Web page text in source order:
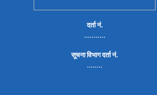
दर्ता नं.
...........
सूचना विभाग दर्ता नं.
........